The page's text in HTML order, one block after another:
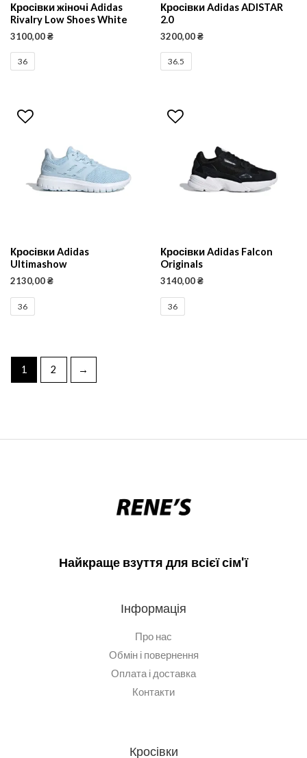
Кросівки жіночі Adidas
Rivalry Low Shoes White
3100,00₴
36
Кросівки Adidas ADISTAR
2.0
3200,00₴
36.5
Кросівки Adidas
Ultimashow
2130,00₴
36
Кросівки Adidas Falcon
Originals
3140,00₴
36
1 2 →
Найкраще взуття для всієї сім'ї
Інформація
Про нас
Обмін і повернення
Оплата і доставка
Контакти
Кросівки